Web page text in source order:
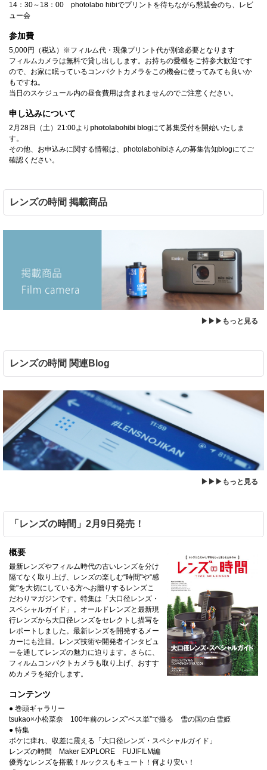
14：30～18：00 photolabo hibiでプリントを待ちながら懇親会のち、レビ
ュー会
参加費
5,000円（税込）※フィルム代・現像プリント代が別途必要となります
フィルムカメラは無料で貸し出しします。お持ちの愛機をご持参大歓迎です
ので、お家に眠っているコンパクトカメラをこの機会に使ってみても良いか
もですね。
当日のスケジュール内の昼食費用は含まれませんのでご注意ください。
申し込みについて
2月28日（土）21:00より photolabohibi blogにて募集受付を開始いたしま
す。
その他、お申込みに関する情報は、photolabohibiさんの募集告知blogにてご
確認ください。
レンズの時間 掲載商品
▶▶▶もっと見る
レンズの時間 関連Blog
▶▶▶もっと見る
「レンズの時間」2月9日発売！
概要
最新レンズやフィルム時代の古いレンズを分け
隔てなく取り上げ、レンズの楽しむ“時間"や“感
覚"を大切にしている方へお贈りするレンズこ
だわりマガジンです。特集は「大口径レンズ・
スペシャルガイド」。オールドレンズと最新現
行レンズから大口径レンズをセレクトし描写を
レポートしました。最新レンズを開発するメー
カーにも注目。レンズ技術や開発者インタビュ
ーを通してレンズの魅力に迫ります。さらに、
フィルムコンパクトカメラも取り上げ、おすす
めカメラを紹介します。
コンテンツ
● 巻頭ギャラリー
tsukao×小松菜奈 100年前のレンズ“ベス単”で撮る 雪の国の白雪姫
● 特集
ボケに痺れ、収差に震える「大口径レンズ・スペシャルガイド」
レンズの時間 Maker EXPLORE FUJIFILM編
優秀なレンズを搭載！ルックスもキュート！何より安い！